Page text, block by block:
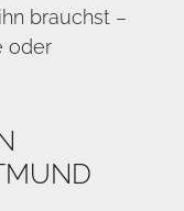
brauchst –
oder